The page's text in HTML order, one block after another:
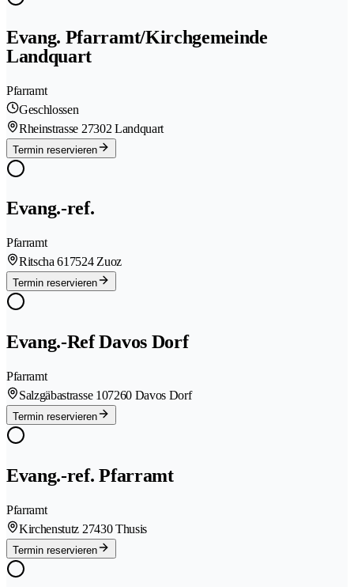
Evang. Pfarramt/Kirchgemeinde
Landquart
Pfarramt
Geschlossen
Rheinstrasse 27302 Landquart
Termin reservieren
Evang.-ref.
Pfarramt
Ritscha 61 7524 Zuoz
Termin reservieren
Evang.-Ref Davos Dorf
Pfarramt
Salzgäbastrasse 107260 Davos Dorf
Termin reservieren
Evang.-ref. Pfarramt
Pfarramt
Kirchenstutz 27430 Thusis
Termin reservieren